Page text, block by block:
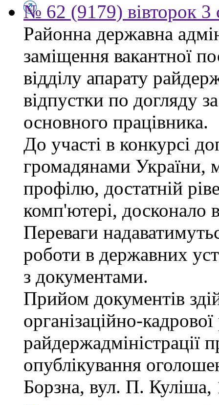
№ 62 (9179) вівторок 3
Районна державна
заміщення вакантної
відділу апарату
відпустки по догляду
основного працівника.
До участі в конкурсі
громадянами України,
профілю, достатній
комп'ютері, досконало
Переваги
роботи в державних
з документами.
Прийом документів
організаційно-
райдержадміністрації
опублікування
Борзна, вул. П.